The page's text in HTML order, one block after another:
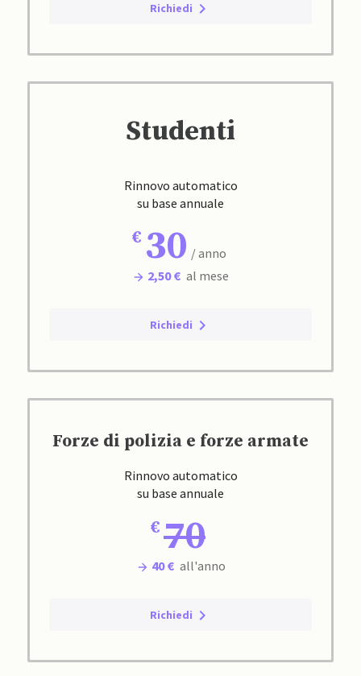
Richiedi
Studenti
Rinnovo automatico
su base annuale
30 / anno
2,50 € al mese
Richiedi
Forze di polizia e forze armate
Rinnovo automatico
su base annuale
70
40 € all'anno
Richiedi